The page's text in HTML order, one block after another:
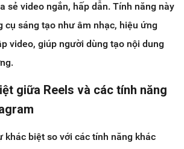
sẻ video ngắn, hấp dẫn. Tính năng này
cụ sáng tạo như âm nhạc, hiệu ứng
video, giúp người dùng tạo nội dung
giữa Reels và các tính năng
khác biệt so với các tính năng khác